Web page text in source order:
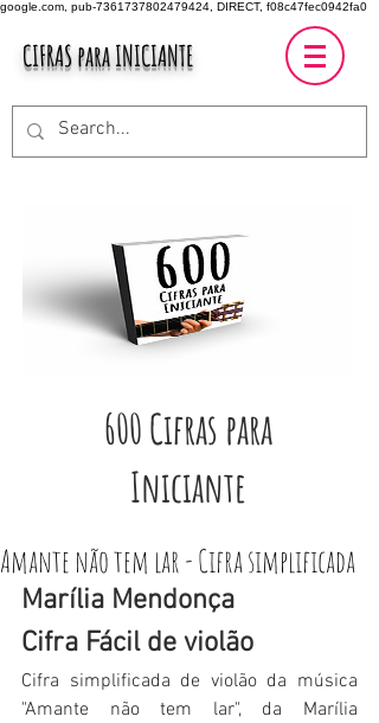
google.com, pub-7361737802479424, DIRECT, f08c47fec0942fa0
CIFRAS para INICIANTE
600 Cifras para
Iniciante
Amante não tem lar - Cifra simplificada
Marília Mendonça
Cifra Fácil de violão
Cifra simplificada de violão da música
"Amante não tem lar", da Marília